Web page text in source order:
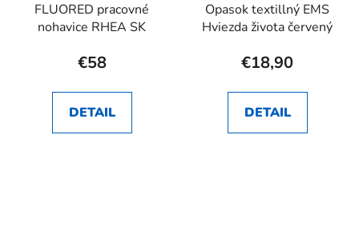
FLUORED pracovné
nohavice RHEA SK
€58
DETAIL
Opasok textillný EMS
Hviezda života červený
€18,90
DETAIL